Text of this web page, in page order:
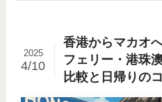
香港からマカオ
フェリー・港珠
比較と日帰りの
2025
4/10